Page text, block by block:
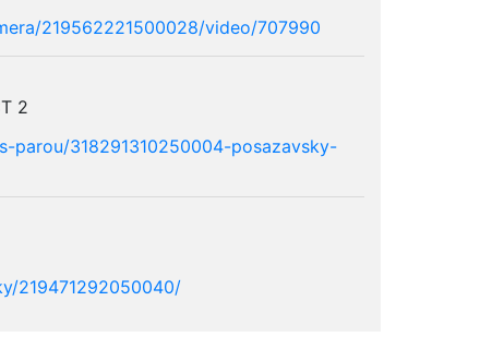
219562221500028/video/707990
2
parou/318291310250004-posazavsky-
219471292050040/